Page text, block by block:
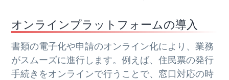
オンラインプラットフォームの導入
書類の電子化や申請のオンライン化により、業務
がスムーズに進行します。例えば、住民票の発行
手続きをオンラインで行うことで、窓口対応の時